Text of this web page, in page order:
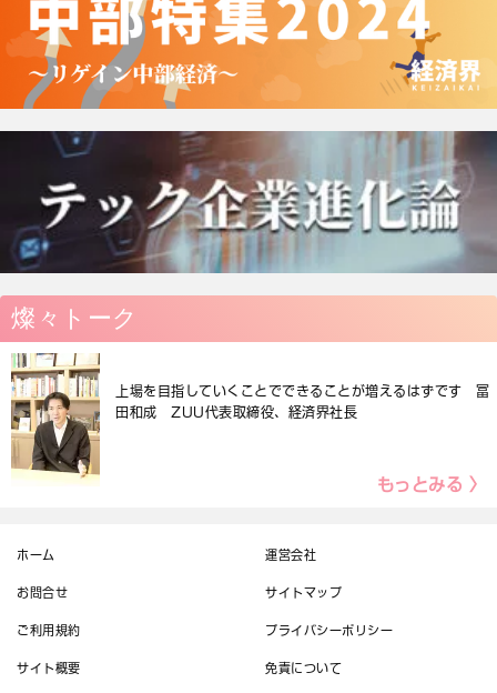
燦々トーク
上場を目指していくことでできることが増えるはずです 冨
田和成 ZUU代表取締役、経済界社長
もっとみる 〉
ホーム 運営会社
お問合せ サイトマップ
ご利用規約 プライバシーポリシー
サイト概要 免責について